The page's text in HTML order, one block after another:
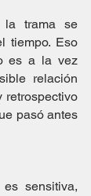
la trama se
tiempo. Eso
es a la vez
relación
pasó antes
sensitiva,